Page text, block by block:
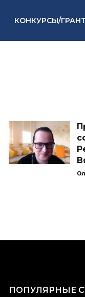
КОНКУРСЫ/
ПОПУЛЯРНЫЕ